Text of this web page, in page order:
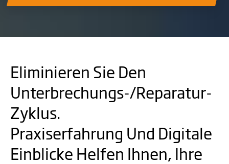
Eliminieren Sie Den
Unterbrechungs-/Reparatur-
Zyklus.
Praxiserfahrung Und Digitale
Einblicke Helfen Ihnen, Ihre